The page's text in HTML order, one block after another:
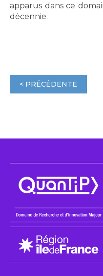
apparus dans ce
décennie.
< PRÉCÉDENTE